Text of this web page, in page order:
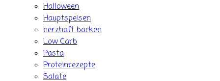
Halloween
Hauptspeisen
herzhaft backen
Low Carb
Pasta
Proteinrezepte
Salate